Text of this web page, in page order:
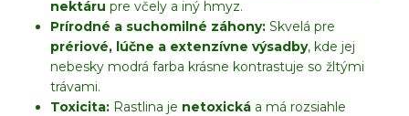
nektáru pre včely a iný hmyz.
Prírodné a suchomilné záhony: Skvelá pre
prériové, lúčne a extenzívne výsadby, kde jej
nebesky modrá farba krásne kontrastuje so žltými
trávami.
Toxicita: Rastlina je netoxická a má rozsiahle